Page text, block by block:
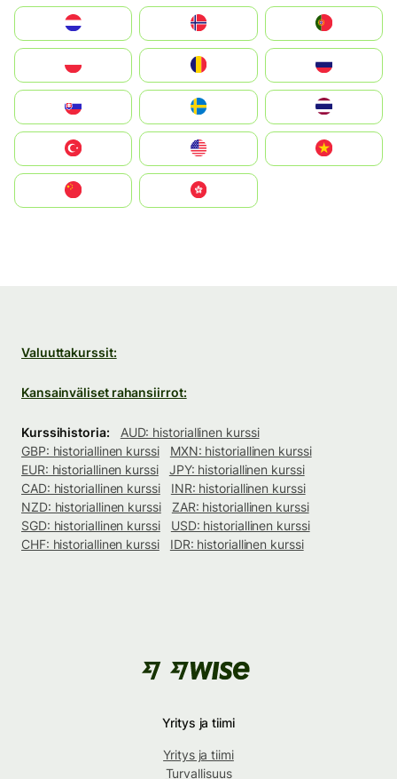
United States
中國香港特別行政區
Valuuttakurssit:
Kansainväliset rahansiirrot:
Kurssihistoria:
AUD: historiallinen kurssi
GBP: historiallinen kurssi
MXN: historiallinen kurssi
EUR: historiallinen kurssi
JPY: historiallinen kurssi
CAD: historiallinen kurssi
INR: historiallinen kurssi
NZD: historiallinen kurssi
ZAR: historiallinen kurssi
SGD: historiallinen kurssi
USD: historiallinen kurssi
CHF: historiallinen kurssi
IDR: historiallinen kurssi
Yritys ja tiimi
Yritys ja tiimi
Turvallisuus